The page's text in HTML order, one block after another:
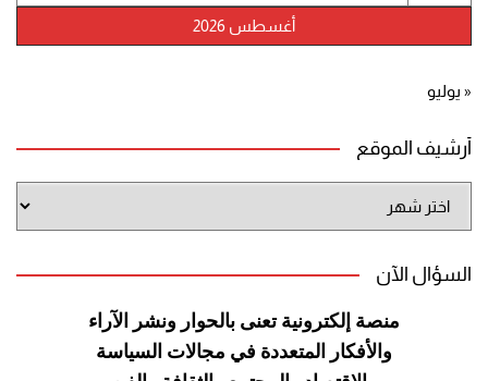
أغسطس 2026
« يوليو
أرشيف الموقع
الموقع
السؤال الآن
منصة إلكترونية تعنى بالحوار ونشر الآراء
والأفكار المتعددة في مجالات السياسة